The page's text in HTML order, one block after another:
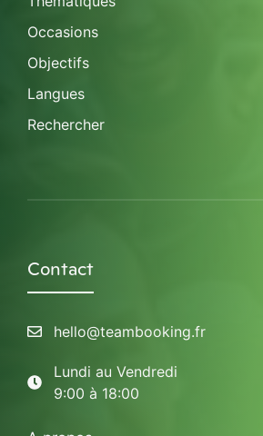
Occasions
Objectifs
Langues
Rechercher
Contact
hello@teambooking.fr
Lundi au Vendredi
9:00 à 18:00